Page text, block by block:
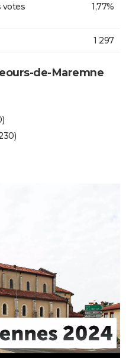
votes
1,77%
1 297
de-Maremne